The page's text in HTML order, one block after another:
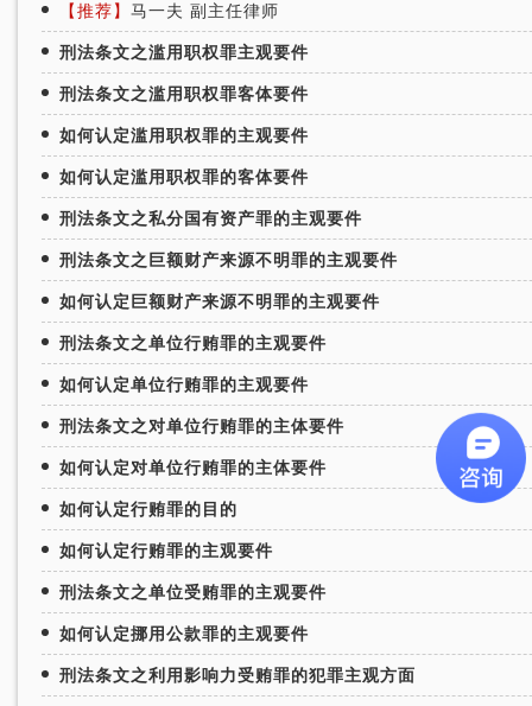
【推荐】 马一夫 副主任律师
刑法条文之滥用职权罪主观要件
刑法条文之滥用职权罪客体要件
如何认定滥用职权罪的主观要件
如何认定滥用职权罪的客体要件
刑法条文之私分国有资产罪的主观要件
刑法条文之巨额财产来源不明罪的主观要件
如何认定巨额财产来源不明罪的主观要件
刑法条文之单位行贿罪的主观要件
如何认定单位行贿罪的主观要件
刑法条文之对单位行贿罪的主体要件
如何认定对单位行贿罪的主体要件
如何认定行贿罪的目的
如何认定行贿罪的主观要件
刑法条文之单位受贿罪的主观要件
如何认定挪用公款罪的主观要件
刑法条文之利用影响力受贿罪的犯罪主观方面